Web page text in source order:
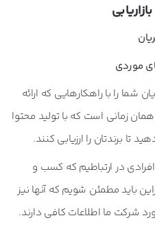
موردی
شما را با راهکارهایی که ارائه
زمانی است که با تولید محتوا
تا برندتان را ارزیابی کنند.
در ارتباطیم که کسب و
باید مطمئن شویم که آنها نیز
شرکت ما اطلاعات کافی دارند.